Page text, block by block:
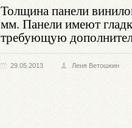
Толщина панели
мм. Панели имеют
требующую
29.05.2013 Леня Ветошкин